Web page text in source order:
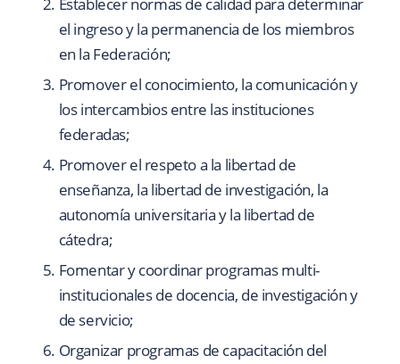
Establecer normas de calidad para determinar
el ingreso y la permanencia de los miembros
en la Federación;
Promover el conocimiento, la comunicación y
los intercambios entre las instituciones
federadas;
Promover el respeto a la libertad de
enseñanza, la libertad de investigación, la
autonomía universitaria y la libertad de
cátedra;
Fomentar y coordinar programas multi-
institucionales de docencia, de investigación y
de servicio;
Organizar programas de capacitación del